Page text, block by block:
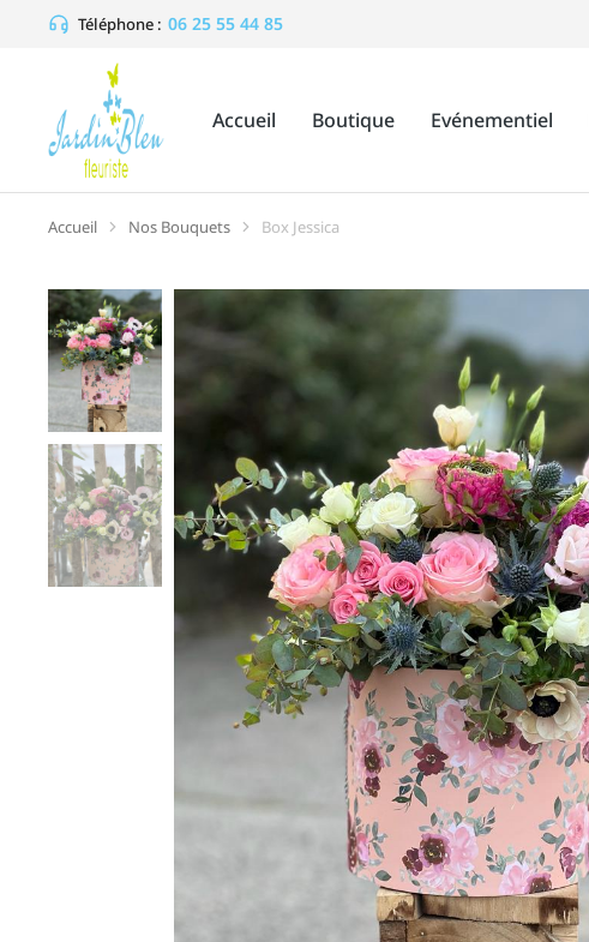
Téléphone : 06 25 55 44 85
Accueil Boutique Evénementiel
Vous êtes ici :
Accueil Nos Bouquets Box Jessica